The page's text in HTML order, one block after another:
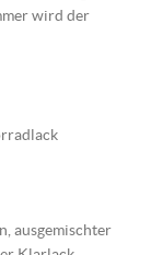
wird der
ausgemischter